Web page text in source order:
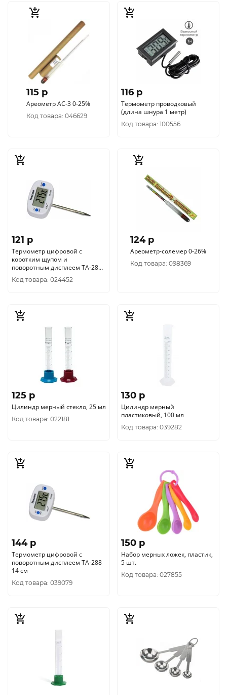
115 p
Ареометр АС-3 0-25%
Код товара: 046629
116 p
Термометр проводковый
(длина шнура 1 метр)
Код товара: 100556
121 p
Термометр цифровой с
коротким щупом и
поворотным дисплеем TA-288
4 см
Код товара: 024452
124 p
Ареометр-солемер 0-26%
Код товара: 098369
125 p
Цилиндр мерный стекло, 25 мл
Код товара: 022181
130 p
Цилиндр мерный
пластиковый, 100 мл
Код товара: 039282
144 p
Термометр цифровой с
поворотным дисплеем TA-288
14 см
Код товара: 039079
150 p
Набор мерных ложек, пластик,
5 шт.
Код товара: 027855